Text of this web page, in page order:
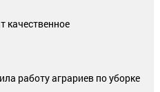
качественное
работу аграриев по уборке